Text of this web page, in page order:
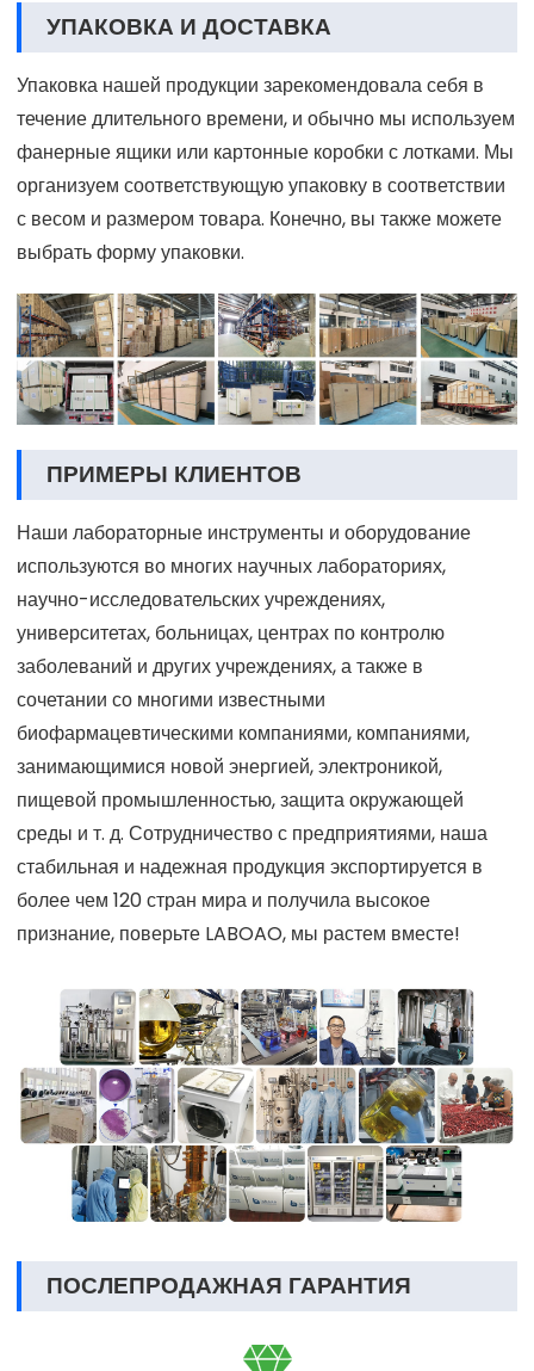
УПАКОВКА И ДОСТАВКА
Упаковка нашей продукции зарекомендовала себя в
течение длительного времени, и обычно мы используем
фанерные ящики или картонные коробки с лотками. Мы
организуем соответствующую упаковку в соответствии
с весом и размером товара. Конечно, вы также можете
выбрать форму упаковки.
ПРИМЕРЫ КЛИЕНТОВ
Наши лабораторные инструменты и оборудование
используются во многих научных лабораториях,
научно-исследовательских учреждениях,
университетах, больницах, центрах по контролю
заболеваний и других учреждениях, а также в
сочетании со многими известными
биофармацевтическими компаниями, компаниями,
занимающимися новой энергией, электроникой,
пищевой промышленностью, защита окружающей
среды и т. д. Сотрудничество с предприятиями, наша
стабильная и надежная продукция экспортируется в
более чем 120 стран мира и получила высокое
признание, поверьте LABOAO, мы растем вместе!
ПОСЛЕПРОДАЖНАЯ ГАРАНТИЯ